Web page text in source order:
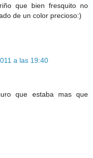
que bien fresquito no
de un color precioso:)
a las 19:40
que estaba mas que